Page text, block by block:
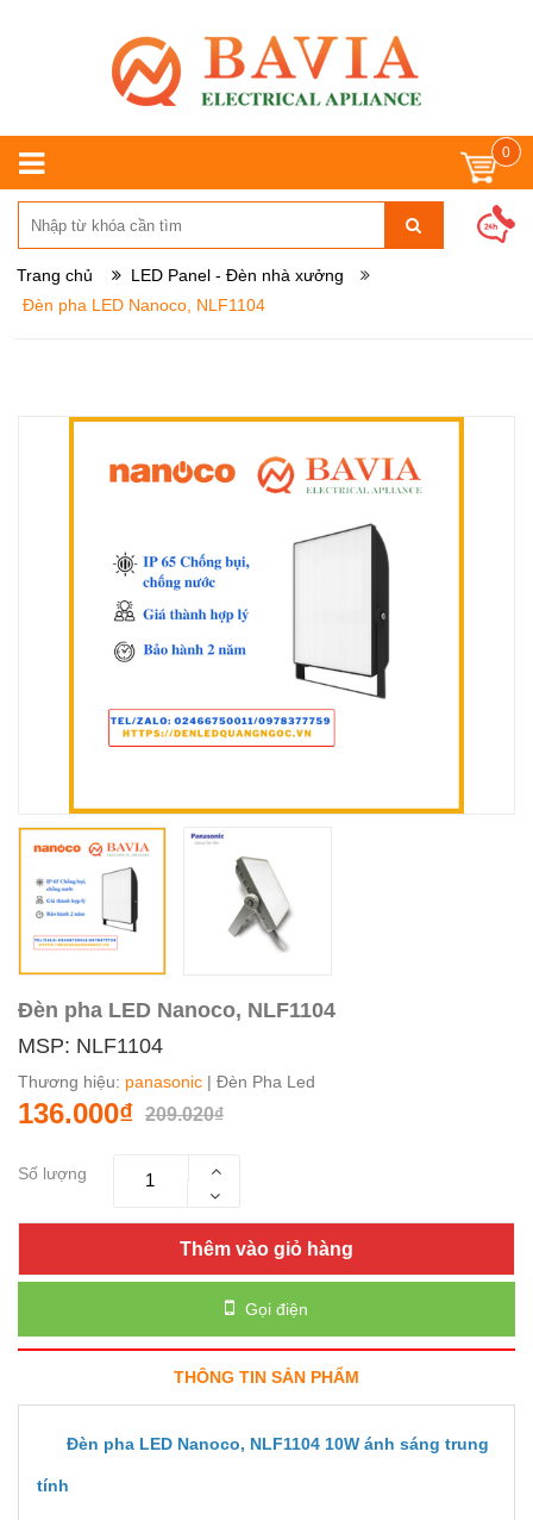
0
Trang chủ
LED Panel - Đèn nhà xưởng
Đèn pha LED Nanoco, NLF1104
Đèn pha LED Nanoco, NLF1104
MSP: NLF1104
Thương hiệu: panasonic | Đèn Pha Led
136.000₫ 209.020₫
Số lượng
Thêm vào giỏ hàng
Gọi điện
THÔNG TIN SẢN PHẨM
Đèn pha LED Nanoco, NLF1104 10W ánh sáng trung
tính